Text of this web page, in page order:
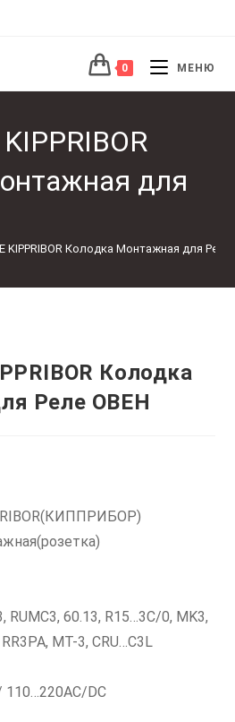
0 МЕНЮ
для
KIPPRIBOR Колодка Монтажная для
Колодка
Реле ОВЕН
60.13, R15…3C/0, MK3,
MT-3, CRU…C3L
110…220AC/DC